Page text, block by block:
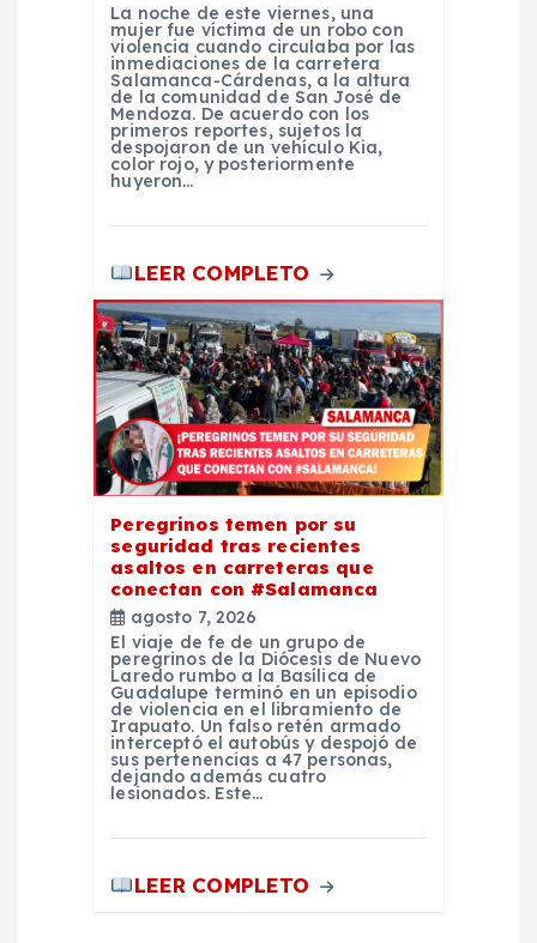
La noche de este viernes, una
mujer fue víctima de un robo con
violencia cuando circulaba por las
inmediaciones de la carretera
Salamanca-Cárdenas, a la altura
de la comunidad de San José de
Mendoza. De acuerdo con los
primeros reportes, sujetos la
despojaron de un vehículo Kia,
color rojo, y posteriormente
huyeron…
LEER COMPLETO
Peregrinos temen por su
seguridad tras recientes
asaltos en carreteras que
conectan con #Salamanca
agosto 7, 2026
El viaje de fe de un grupo de
peregrinos de la Diócesis de Nuevo
Laredo rumbo a la Basílica de
Guadalupe terminó en un episodio
de violencia en el libramiento de
Irapuato. Un falso retén armado
interceptó el autobús y despojó de
sus pertenencias a 47 personas,
dejando además cuatro
lesionados. Este…
LEER COMPLETO